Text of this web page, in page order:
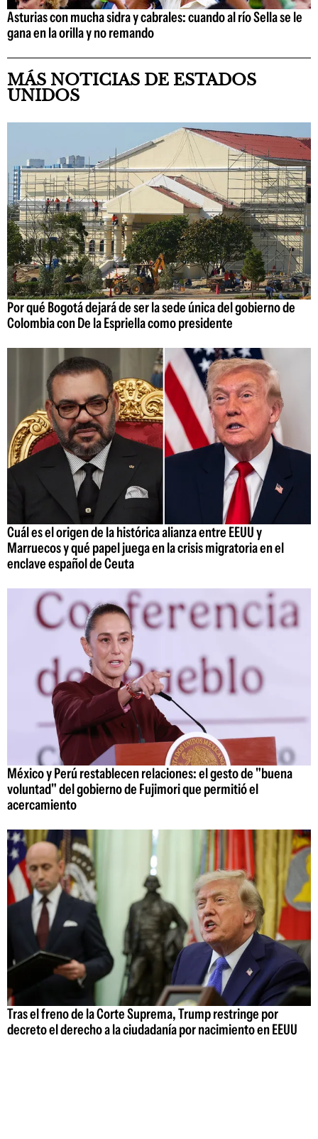
Asturias con mucha sidra y cabrales: cuando al río Sella se le
gana en la orilla y no remando
MÁS NOTICIAS DE ESTADOS
UNIDOS
Por qué Bogotá dejará de ser la sede única del gobierno de
Colombia con De la Espriella como presidente
Cuál es el origen de la histórica alianza entre EEUU y
Marruecos y qué papel juega en la crisis migratoria en el
enclave español de Ceuta
México y Perú restablecen relaciones: el gesto de "buena
voluntad" del gobierno de Fujimori que permitió el
acercamiento
Tras el freno de la Corte Suprema, Trump restringe por
decreto el derecho a la ciudadanía por nacimiento en EEUU